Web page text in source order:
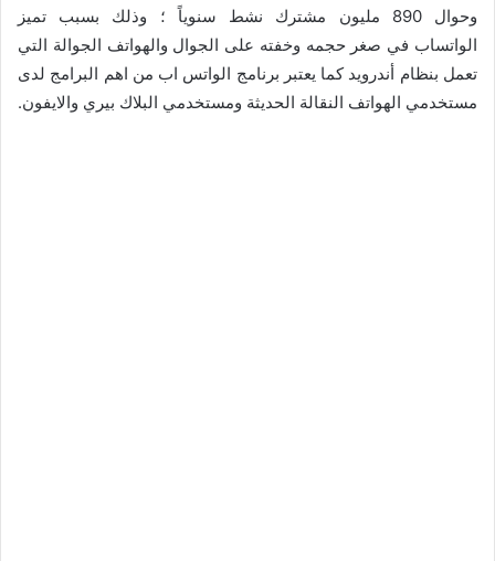
وحوال 890 مليون مشترك نشط سنوياً ؛ وذلك بسبب تميز
الواتساب في صغر حجمه وخفته على الجوال والهواتف الجوالة التي
تعمل بنظام أندرويد كما يعتبر برنامج الواتس اب من اهم البرامج لدى
مستخدمي الهواتف النقالة الحديثة ومستخدمي البلاك بيري والايفون.